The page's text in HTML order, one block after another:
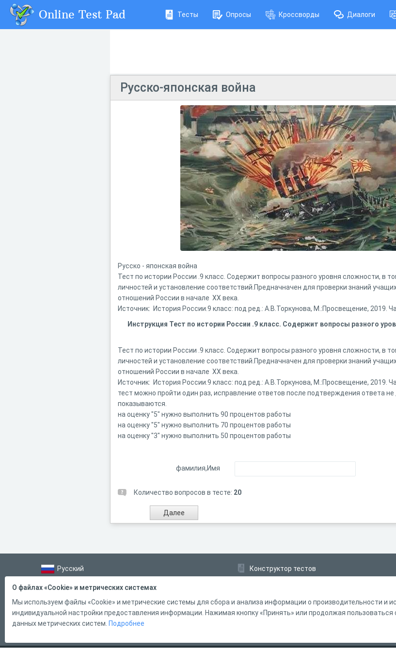
Online Test Pad Тесты Опросы Кроссворды Диалоги
Русско-японская война
Русско - японская война
Тест по истории России .9 класс. Содержит вопросы разного уровня сложности, в
личностей и установление соответствий.Предначначен для проверки знаний
отношений России в начале XX века.
Источник: История России.9 класс: под ред.: А.В.Торкунова, М.:Просвещение, 2019.
Инструкция Тест по истории России .9 класс. Содержит вопросы разного
Тест по истории России .9 класс. Содержит вопросы разного уровня сложности, в
личностей и установление соответствий.Предначначен для проверки знаний
отношений России в начале XX века.
Источник: История России.9 класс: под ред.: А.В.Торкунова, М.:Просвещение, 2019.
тест можно пройти один раз, исправление ответов после подтверждения ответа
показываются.
на оценку "5" нужно выполнить 90 процентов работы
на оценку "5" нужно выполнить 70 процентов работы
на оценку "3" нужно выполнить 50 процентов работы
фамилия,Имя
Количество вопросов в тесте: 20
Русский
Справка
Форма обратной связи
Контакты
Конструктор тестов
Конструктор кроссвордов
О файлах «Cookie» и метрических системах
Мы используем файлы «Cookie» и метрические системы для сбора и анализа информации о производительности и
индивидуальной настройки предоставления информации. Нажимая кнопку «Принять» или продолжая пользоваться
данных метрических систем. Подробнее